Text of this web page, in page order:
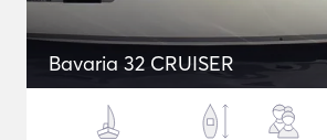
Bavaria 32 CRUISER